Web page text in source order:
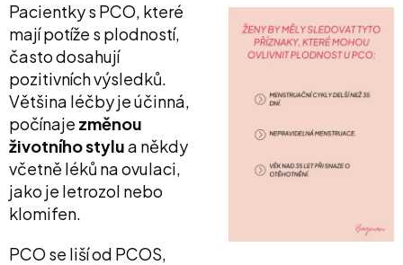
Pacientky s PCO, které
mají potíže s plodností,
často dosahují
pozitivních výsledků.
Většina léčby je účinná,
počínaje změnou
životního stylua někdy
včetně léků na ovulaci,
jako je letrozol nebo
klomifen.
PCO se liší od PCOS,